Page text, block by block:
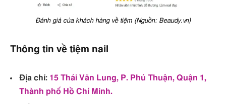
Đánh giá của khách hàng về tiệm (Nguồn: Beaudy.vn)
Thông tin về tiệm nail
Địa chỉ: 15 Thái Văn Lung, P. Phú Thuận, Quận 1,
Thành phố Hồ Chí Minh.